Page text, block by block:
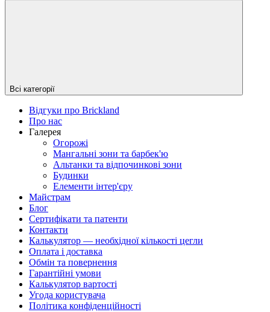
Всі категорії
Відгуки про Brickland
Про нас
Галерея
Огорожі
Мангальні зони та барбек'ю
Альтанки та відпочинкові зони
Будинки
Елементи інтер'єру
Майстрам
Блог
Сертифікати та патенти
Контакти
Калькулятор — необхідної кількості цегли
Оплата і доставка
Обмін та повернення
Гарантійні умови
Калькулятор вартості
Угода користувача
Політика конфіденційності